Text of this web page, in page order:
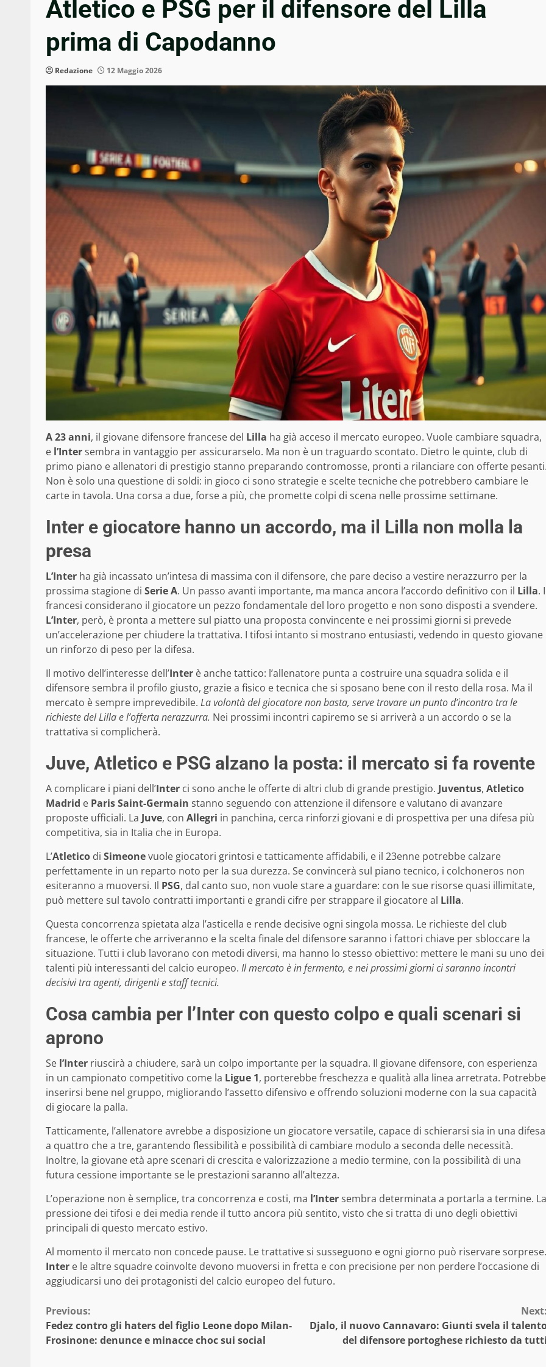
Atletico e PSG per il difensore del Lilla
prima di Capodanno
Redazione 12 Maggio 2026
A 23 anni, il giovane difensore francese del Lilla ha già acceso il mercato europeo. Vuole cambiare squadra,
e l’Intersembra in vantaggio per assicurarselo. Ma non è un traguardo scontato. Dietro le quinte, club di
primo piano e allenatori di prestigio stanno preparando contromosse, pronti a rilanciare con offerte
Non è solo una questione di soldi: in gioco ci sono strategie e scelte tecniche che potrebbero cambiare le
carte in tavola. Una corsa a due, forse a più, che promette colpi di scena nelle prossime settimane.
Inter e giocatore hanno un accordo, ma il Lilla non molla la
presa
L’Inter ha già incassato un’intesa di massima con il difensore, che pare deciso a vestire nerazzurro per la
prossima stagione di Serie A. Un passo avanti importante, ma manca ancora l’accordo definitivo con il Lilla. I
francesi considerano il giocatore un pezzo fondamentale del loro progetto e non sono disposti a svendere.
L’Inter, però, è pronta a mettere sul piatto una proposta convincente e nei prossimi giorni si prevede
un’accelerazione per chiudere la trattativa. I tifosi intanto si mostrano entusiasti, vedendo in questo giovane
un rinforzo di peso per la difesa.
Il motivo dell’interesse dell’Inter è anche tattico: l’allenatore punta a costruire una squadra solida e il
difensore sembra il profilo giusto, grazie a fisico e tecnica che si sposano bene con il resto della rosa. Ma il
mercato è sempre imprevedibile. La volontà del giocatore non basta, serve trovare un punto d’incontro tra le
richieste del Lilla e l’offerta nerazzurra. Nei prossimi incontri capiremo se si arriverà a un accordo o se la
trattativa si complicherà.
Juve, Atletico e PSG alzano la posta: il mercato si fa rovente
A complicare i piani dell’Inter ci sono anche le offerte di altri club di grande prestigio. Juventus, Atletico
Madrid e Paris Saint-Germain stanno seguendo con attenzione il difensore e valutano di avanzare
proposte ufficiali. La Juve, con Allegri in panchina, cerca rinforzi giovani e di prospettiva per una difesa più
competitiva, sia in Italia che in Europa.
L’Atletico di Simeonevuole giocatori grintosi e tatticamente affidabili, e il 23enne potrebbe calzare
perfettamente in un reparto noto per la sua durezza. Se convincerà sul piano tecnico, i colchoneros non
esiteranno a muoversi. Il PSG, dal canto suo, non vuole stare a guardare: con le sue risorse quasi illimitate,
può mettere sul tavolo contratti importanti e grandi cifre per strappare il giocatore al Lilla.
Questa concorrenza spietata alza l’asticella e rende decisive ogni singola mossa. Le richieste del club
francese, le offerte che arriveranno e la scelta finale del difensore saranno i fattori chiave per sbloccare la
situazione. Tutti i club lavorano con metodi diversi, ma hanno lo stesso obiettivo: mettere le mani su uno dei
talenti più interessanti del calcio europeo. Il mercato è in fermento, e nei prossimi giorni ci saranno incontri
decisivi tra agenti, dirigenti e staff tecnici.
Cosa cambia per l’Inter con questo colpo e quali scenari si
aprono
Se l’Inter riuscirà a chiudere, sarà un colpo importante per la squadra. Il giovane difensore, con esperienza
in un campionato competitivo come la Ligue 1, porterebbe freschezza e qualità alla linea arretrata. Potrebbe
inserirsi bene nel gruppo, migliorando l’assetto difensivo e offrendo soluzioni moderne con la sua capacità
di giocare la palla.
Tatticamente, l’allenatore avrebbe a disposizione un giocatore versatile, capace di schierarsi sia in una difesa
a quattro che a tre, garantendo flessibilità e possibilità di cambiare modulo a seconda delle necessità.
Inoltre, la giovane età apre scenari di crescita e valorizzazione a medio termine, con la possibilità di una
futura cessione importante se le prestazioni saranno all’altezza.
L’operazione non è semplice, tra concorrenza e costi, ma l’Intersembra determinata a portarla a termine. La
pressione dei tifosi e dei media rende il tutto ancora più sentito, visto che si tratta di uno degli obiettivi
principali di questo mercato estivo.
Al momento il mercato non concede pause. Le trattative si susseguono e ogni giorno può riservare sorprese.
Inter e le altre squadre coinvolte devono muoversi in fretta e con precisione per non perdere l’occasione di
aggiudicarsi uno dei protagonisti del calcio europeo del futuro.
Continue
Reading
Previous:
Fedez contro gli haters del figlio Leone dopo Milan-
Frosinone: denunce e minacce choc sui social
Djalo, il nuovo Cannavaro: Giunti svela il
del difensore portoghese richiesto da